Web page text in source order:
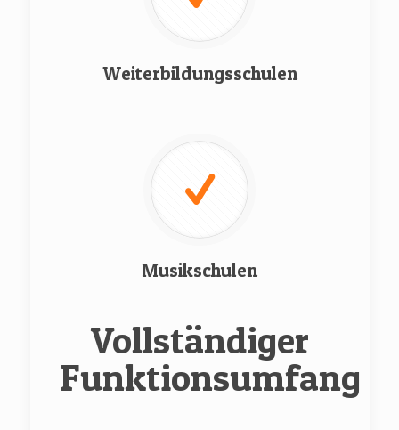
Weiterbildungsschulen
Musikschulen
Vollständiger
Funktionsumfang